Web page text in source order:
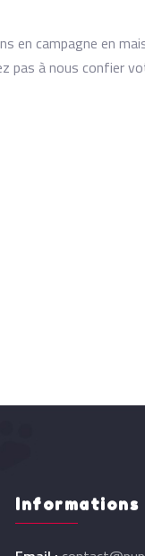
en campagne en
pas à nous confier
Informations